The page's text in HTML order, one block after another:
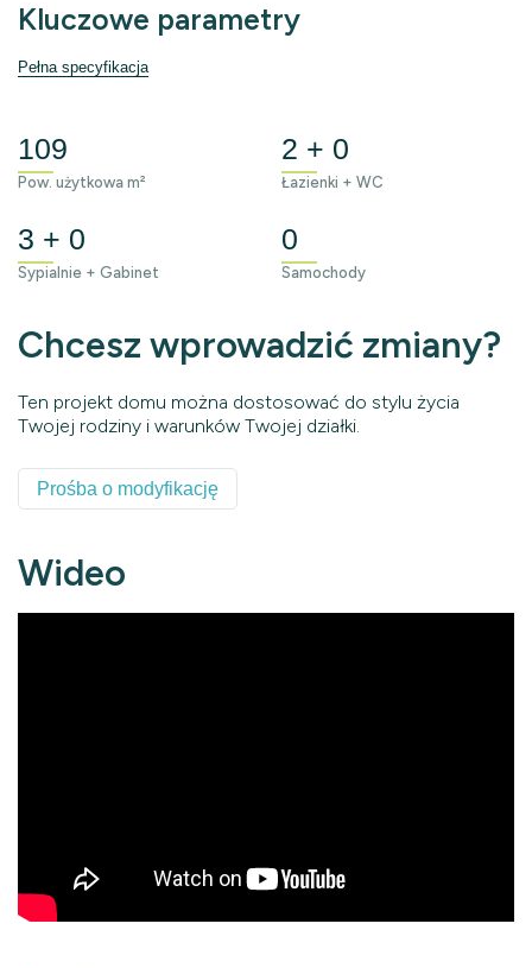
Kluczowe parametry
Pełna specyfikacja
109
Pow. użytkowa m²
2 + 0
Łazienki + WC
3 + 0
Sypialnie + Gabinet
0
Samochody
Chcesz wprowadzić zmiany?
Ten projekt domu można dostosować do stylu życia
Twojej rodziny i warunków Twojej działki.
Prośba o modyfikację
Wideo